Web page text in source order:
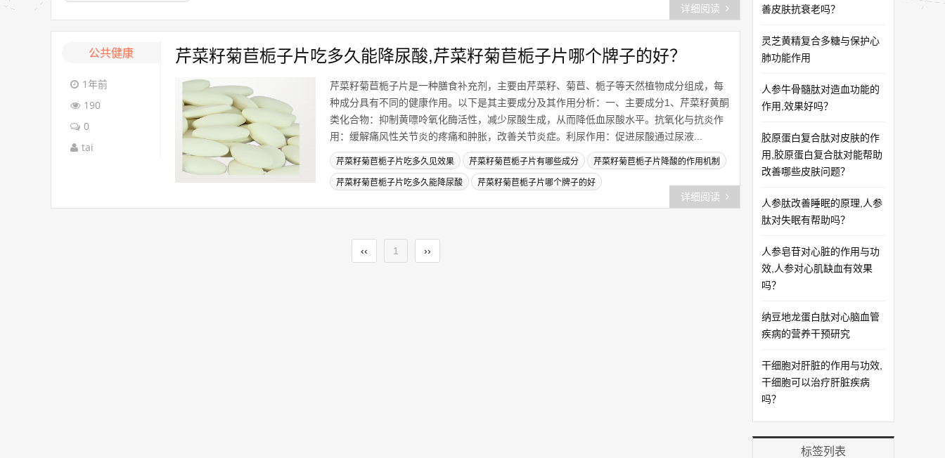
详细阅读
公共健康
1年前
190
0
tai
芹菜籽菊苣栀子片吃多久能降尿酸,芹菜籽菊苣栀子片哪个牌子的好？
芹菜籽菊苣栀子片是一种膳食补充剂，主要由芹菜籽、菊苣、栀子等天然植物成分组成，每
种成分具有不同的健康作用。以下是其主要成分及其作用分析：一、主要成分1、芹菜籽黄酮
类化合物：抑制黄嘌呤氧化酶活性，减少尿酸生成，从而降低血尿酸水平。抗氧化与抗炎作
用：缓解痛风性关节炎的疼痛和肿胀，改善关节炎症。利尿作用：促进尿酸通过尿液...
芹菜籽菊苣栀子片吃多久见效果 芹菜籽菊苣栀子片有哪些成分 芹菜籽菊苣栀子片降酸的作用机制
芹菜籽菊苣栀子片吃多久能降尿酸 芹菜籽菊苣栀子片哪个牌子的好
详细阅读
‹‹ 1 ››
善皮肤抗衰老吗？
灵芝黄精复合多糖与保护心
肺功能作用
人参牛骨髓肽对造血功能的
作用,效果好吗？
胶原蛋白复合肽对皮肤的作
用,胶原蛋白复合肽对能帮助
改善哪些皮肤问题？
人参肽改善睡眠的原理,人参
肽对失眠有帮助吗？
人参皂苷对心脏的作用与功
效,人参对心肌缺血有效果
吗？
纳豆地龙蛋白肽对心脑血管
疾病的营养干预研究
干细胞对肝脏的作用与功效,
干细胞可以治疗肝脏疾病
吗？
标签列表